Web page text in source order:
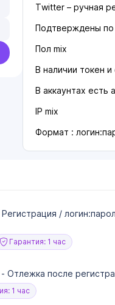
Twitter – ручная
Подтверждены по
Пол mix
В наличии токен
В аккаунтах есть
IP mix
Формат :
/
Гарантия: 1 час
Отлежка после
1 час